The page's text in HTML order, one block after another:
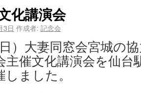
化講演会
3日 作成者: 記念会
）大妻同窓会宮城の
主催文化講演会を仙台
ました。